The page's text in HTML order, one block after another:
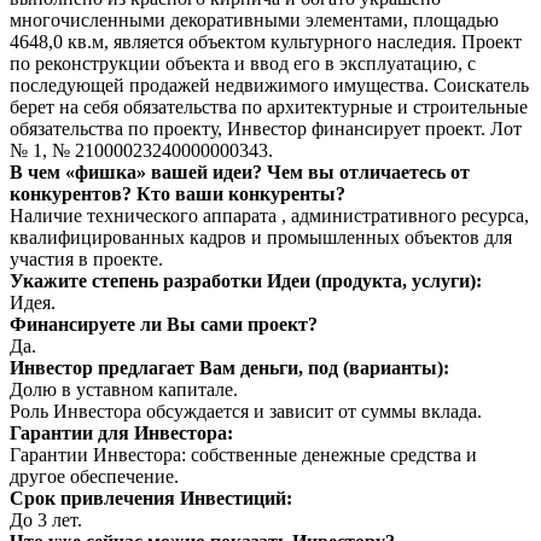
многочисленными декоративными элементами, площадью
4648,0 кв.м, является объектом культурного наследия. Проект
по реконструкции объекта и ввод его в эксплуатацию, с
последующей продажей недвижимого имущества. Соискатель
берет на себя обязательства по архитектурные и строительные
обязательства по проекту, Инвестор финансирует проект. Лот
№ 1, № 21000023240000000343.
В чем «фишка» вашей идеи? Чем вы отличаетесь от
конкурентов? Кто ваши конкуренты?
Наличие технического аппарата , административного ресурса,
квалифицированных кадров и промышленных объектов для
участия в проекте.
Укажите степень разработки Идеи (продукта, услуги):
Идея.
Финансируете ли Вы сами проект?
Да.
Инвестор предлагает Вам деньги, под (варианты):
Долю в уставном капитале.
Роль Инвестора обсуждается и зависит от суммы вклада.
Гарантии для Инвестора:
Гарантии Инвестора: собственные денежные средства и
другое обеспечение.
Срок привлечения Инвестиций:
До 3 лет.